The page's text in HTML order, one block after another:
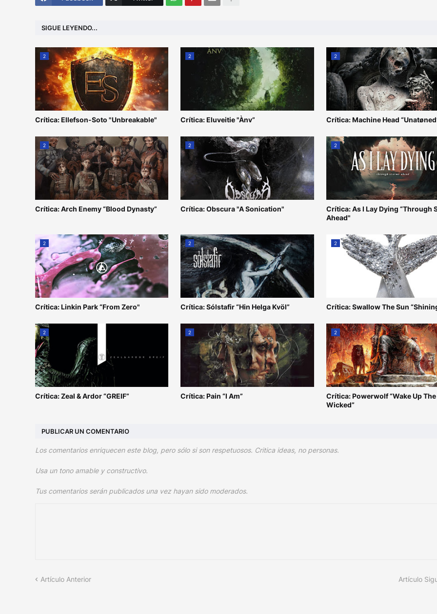
SIGUE LEYENDO...
2
Crítica: Ellefson-Soto "Unbreakable"
2
Crítica: Eluveitie "Ànv”
2
Crítica: Machine Head
2
Crítica: Arch Enemy “Blood Dynasty”
2
Crítica: Obscura "A Sonication"
2
Crítica: As I Lay Dying “Through
Ahead"
2
Crítica: Linkin Park “From Zero"
2
Crítica: Sólstafir “Hin Helga Kvöl”
2
Crítica: Swallow The Sun
2
Crítica: Zeal & Ardor “GREIF”
2
Crítica: Pain “I Am”
2
Crítica: Powerwolf “Wake Up The
Wicked”
PUBLICAR UN COMENTARIO
Los comentarios enriquecen este blog, pero sólo si son respetuosos. Critica ideas, no personas.
Usa un tono amable y constructivo.
Tus comentarios serán publicados una vez hayan sido moderados.
Artículo Anterior Artículo